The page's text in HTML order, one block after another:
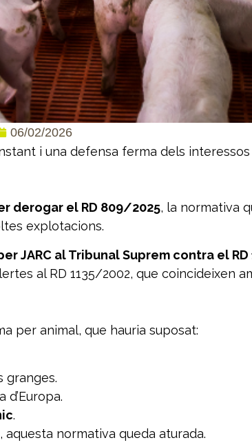
06/02/2026
i una defensa ferma dels
derogar el RD 809/2025, la normativa
explotacions.
JARC al Tribunal Suprem contra el
al RD 1135/2002, que coincideixen
per animal, que hauria suposat:
granges.
d’Europa.
.
normativa queda aturada.